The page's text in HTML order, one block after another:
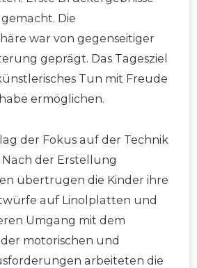
Die
war von gegenseitiger
geprägt. Das Tagesziel
Tun mit Freude
ermöglichen.
der Fokus auf der Technik
Nach der Erstellung
übertrugen die Kinder ihre
auf Linolplatten und
Umgang mit dem
motorischen und
arbeiteten die